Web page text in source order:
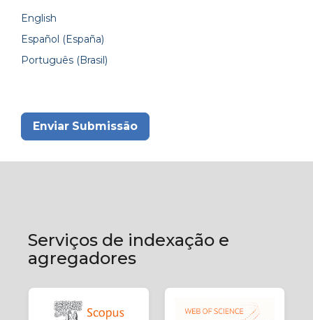
English
Español (España)
Português (Brasil)
Enviar Submissão
Serviços de indexação e
agregadores